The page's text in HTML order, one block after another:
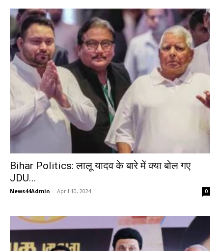
Bihar Politics: लालू यादव के बारे में क्या बोल गए
JDU...
News44Admin - April 10, 2024 0